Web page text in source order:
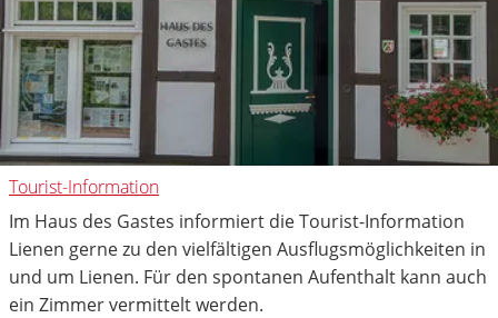
Tourist-Information
Im Haus des Gastes informiert die Tourist-Information
Lienen gerne zu den vielfältigen Ausflugsmöglichkeiten in
und um Lienen. Für den spontanen Aufenthalt kann auch
ein Zimmer vermittelt werden.